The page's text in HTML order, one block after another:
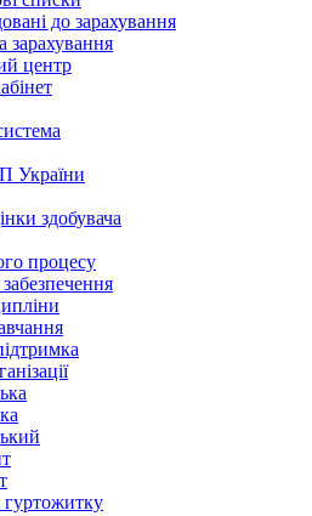
до зарахування
зарахування
центр
України
здобувача
процесу
гуртожитку